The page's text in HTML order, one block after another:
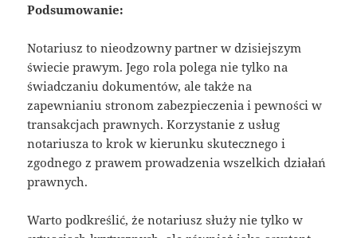
Podsumowanie:
Notariusz to nieodzowny partner w dzisiejszym
świecie prawym. Jego rola polega nie tylko na
świadczaniu dokumentów, ale także na
zapewnianiu stronom zabezpieczenia i pewności w
transakcjach prawnych. Korzystanie z usług
notariusza to krok w kierunku skutecznego i
zgodnego z prawem prowadzenia wszelkich działań
prawnych.
Warto podkreślić, że notariusz służy nie tylko w